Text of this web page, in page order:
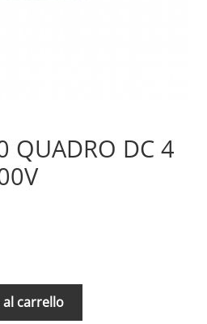
QUADRO DC 4
al carrello